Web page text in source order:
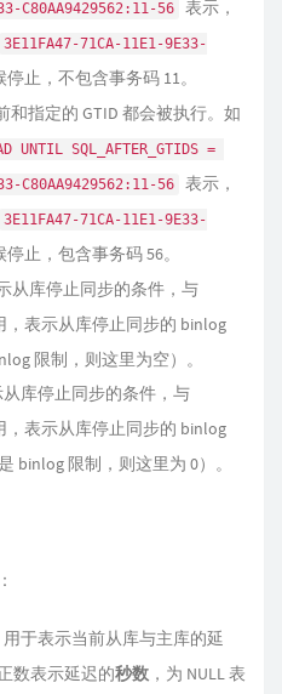
C80AA9429562:11-56
表示，
3E11FA47-71CA-11E1-9E33-
停止，不包含事务码 11。
和指定的 GTID 都会被执行。如
UNTIL SQL_AFTER_GTIDS =
C80AA9429562:11-56
表示，
3E11FA47-71CA-11E1-9E33-
停止，包含事务码 56。
从库停止同步的条件，与
，表示从库停止同步的 binlog
限制，则这里为空）。
从库停止同步的条件，与
，表示从库停止同步的 binlog
binlog 限制，则这里为 0）。
用于表示当前从库与主库的延
数表示延迟的秒数 ，为 NULL 表